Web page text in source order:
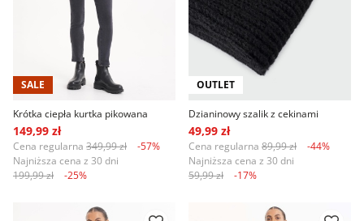
SALE
Krótka ciepła kurtka pikowana
149,99 zł
Cena regularna 349,99 zł
-57%
Najniższa cena z 30 dni
199,99 zł
-25%
OUTLET
Dzianinowy szalik z cekinami
49,99 zł
Cena regularna 89,99 zł
-44%
Najniższa cena z 30 dni
59,99 zł
-17%